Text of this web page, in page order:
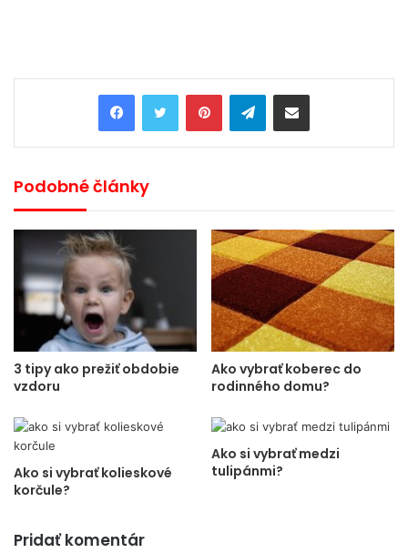
PinterestTelegramShare via Email
Podobné články
3 tipy ako prežiť obdobie
vzdoru
Ako vybrať koberec do
rodinného domu?
Ako si vybrať kolieskové
korčule?
Ako si vybrať medzi
tulipánmi?
Pridať komentár